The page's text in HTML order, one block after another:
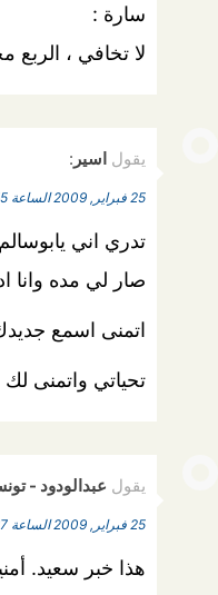
سارة :
لا تخافي ،
يقول اسير :
25 فبراير, 2009 الساعة 10:55 م
تدري اني
صار لي مده وانا
اتمنى اسمع
تحياتي واتمنى لك
يقول عبدالودود -
25 فبراير, 2009 الساعة 5:27 م
هذا خبر سعيد.